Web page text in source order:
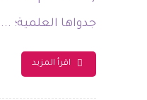
جدواها العلمية؛ ...
اقرأ المزيد